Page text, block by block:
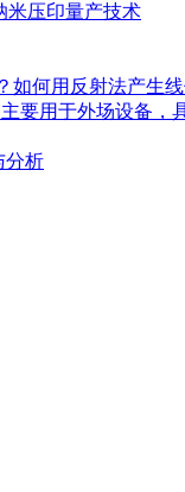
米压印量产技术
如何用反射法产生
主要用于外场设备
分析